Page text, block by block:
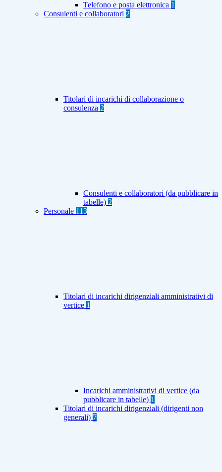
Telefono e posta elettronica 1
Consulenti e collaboratori 2
Titolari di incarichi di collaborazione o
consulenza 2
Consulenti e collaboratori (da pubblicare in
tabelle) 2
Personale 113
Titolari di incarichi dirigenziali amministrativi di
vertice 1
Incarichi amministrativi di vertice (da
pubblicare in tabelle) 1
Titolari di incarichi dirigenziali (dirigenti non
generali) 7